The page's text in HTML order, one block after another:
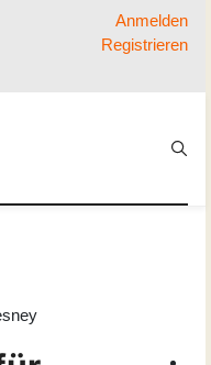
Anmelden
Registrieren